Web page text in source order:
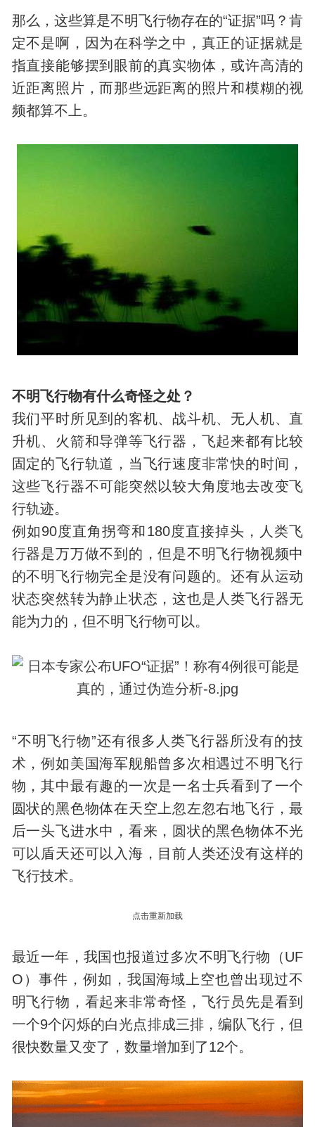
那么，这些算是不明飞行物存在的“证据”吗？肯
定不是啊，因为在科学之中，真正的证据就是
指直接能够摆到眼前的真实物体，或许高清的
近距离照片，而那些远距离的照片和模糊的视
频都算不上。
不明飞行物有什么奇怪之处？
我们平时所见到的客机、战斗机、无人机、直
升机、火箭和导弹等飞行器，飞起来都有比较
固定的飞行轨道，当飞行速度非常快的时间，
这些飞行器不可能突然以较大角度地去改变飞
行轨迹。
例如90度直角拐弯和180度直接掉头，人类飞
行器是万万做不到的，但是不明飞行物视频中
的不明飞行物完全是没有问题的。还有从运动
状态突然转为静止状态，这也是人类飞行器无
能为力的，但不明飞行物可以。
“不明飞行物”还有很多人类飞行器所没有的技
术，例如美国海军舰船曾多次相遇过不明飞行
物，其中最有趣的一次是一名士兵看到了一个
圆状的黑色物体在天空上忽左忽右地飞行，最
后一头飞进水中，看来，圆状的黑色物体不光
可以盾天还可以入海，目前人类还没有这样的
飞行技术。
点击重新加载
最近一年，我国也报道过多次不明飞行物（UF
O）事件，例如，我国海域上空也曾出现过不
明飞行物，看起来非常奇怪，飞行员先是看到
一个9个闪烁的白光点排成三排，编队飞行，但
很快数量又变了，数量增加到了12个。